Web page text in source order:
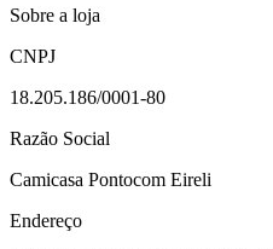
Sobre a loja
CNPJ
18.205.186/0001-80
Razão Social
Camicasa Pontocom Eireli
Endereço